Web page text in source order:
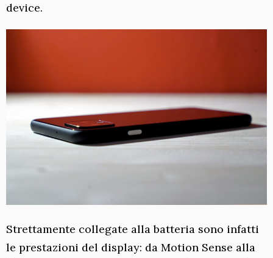
device.
Strettamente collegate alla batteria sono infatti
le prestazioni del display: da Motion Sense alla